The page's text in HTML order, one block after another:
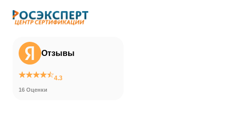
Отзывы
4.3
16 Оценки